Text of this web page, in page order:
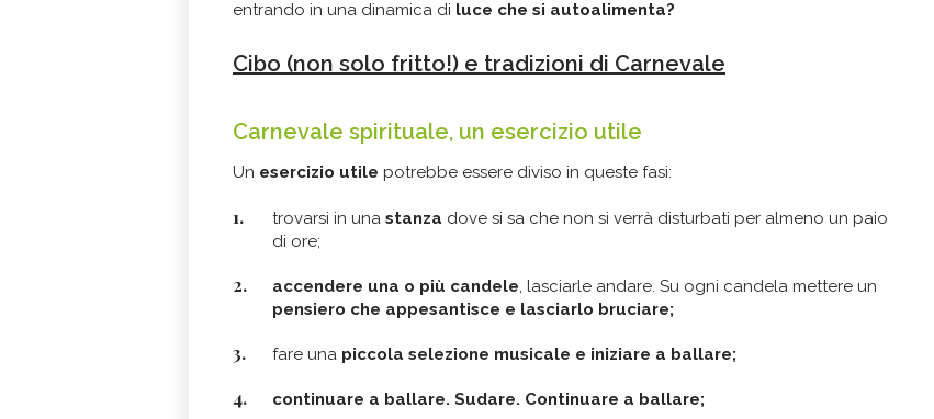
entrando in una dinamica di luce che si autoalimenta?
Cibo (non solo fritto!) e tradizioni di Carnevale
Carnevale spirituale, un esercizio utile
Un esercizio utile potrebbe essere diviso in queste fasi:
trovarsi in una stanza dove si sa che non si verrà disturbati per almeno un paio
di ore;
accendere una o più candele, lasciarle andare. Su ogni candela mettere un
pensiero che appesantisce e lasciarlo bruciare;
fare una piccola selezione musicale e iniziare a ballare;
continuare a ballare. Sudare. Continuare a ballare;